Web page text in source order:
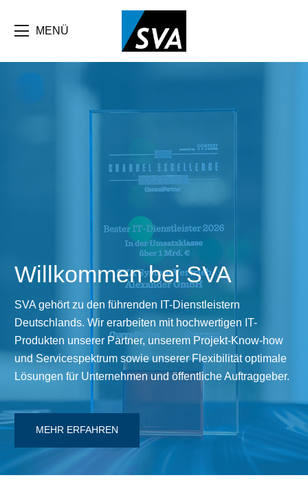
Inhalt
MENÜ
Willkommen bei SVA
SVA gehört zu den führenden IT-Dienstleistern
Deutschlands. Wir erarbeiten mit hochwertigen IT-
Produkten unserer Partner, unserem Projekt-Know-how
und Servicespektrum sowie unserer Flexibilität optimale
Lösungen für Unternehmen und öffentliche Auftraggeber.
MEHR ERFAHREN